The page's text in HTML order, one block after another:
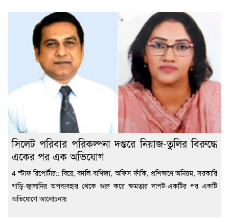
সিলেট পরিবার পরিকল্পনা দপ্তরে নিয়াজ-তুলির বিরুদ্ধে
একের পর এক অভিযোগ
4 স্টাফ রিপোর্টার:: বিয়ে, বদলি-বাণিজ্য, অফিস ফাঁকি, প্রশিক্ষণে অনিয়ম, সরকারি
গাড়ি-জ্বালানির অপব্যবহার থেকে শুরু করে ক্ষমতার দাপট-একটির পর একটি
অভিযোগে আলোচনায়